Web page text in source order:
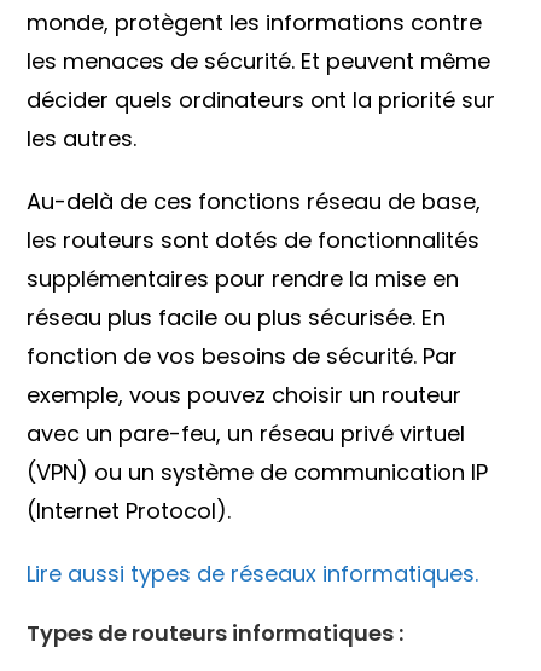
monde, protègent les informations contre
les menaces de sécurité. Et peuvent même
décider quels ordinateurs ont la priorité sur
les autres.
Au-delà de ces fonctions réseau de base,
les routeurs sont dotés de fonctionnalités
supplémentaires pour rendre la mise en
réseau plus facile ou plus sécurisée. En
fonction de vos besoins de sécurité. Par
exemple, vous pouvez choisir un routeur
avec un pare-feu, un réseau privé virtuel
(VPN) ou un système de communication IP
(Internet Protocol).
Lire aussi types de réseaux informatiques.
Types de routeurs informatiques :